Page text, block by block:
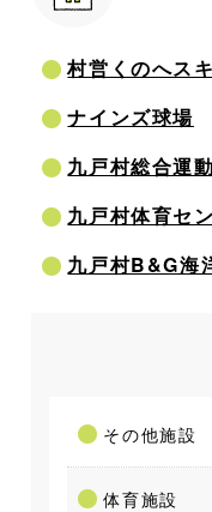
村営くのへス
ナインズ球場
九戸村総合運
九戸村体育セ
九戸村B&G海
その他施設
体育施設